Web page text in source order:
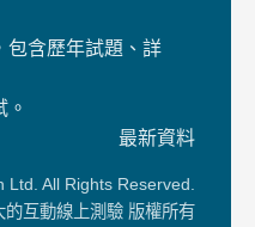
包含歷年試題、詳
最新資料
All Rights Reserved.
的互動線上測驗 版權所有